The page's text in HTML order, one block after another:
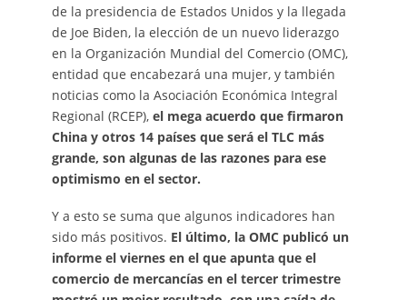
de la presidencia de Estados Unidos y la llegada
de Joe Biden, la elección de un nuevo liderazgo
en la Organización Mundial del Comercio (OMC),
entidad que encabezará una mujer, y también
noticias como la Asociación Económica Integral
Regional (RCEP), el mega acuerdo que firmaron
China y otros 14 países que será el TLC más
grande, son algunas de las razones para ese
optimismo en el sector.
Y a esto se suma que algunos indicadores han
sido más positivos. El último, la OMC publicó un
informe el viernes en el que apunta que el
comercio de mercancías en el tercer trimestre